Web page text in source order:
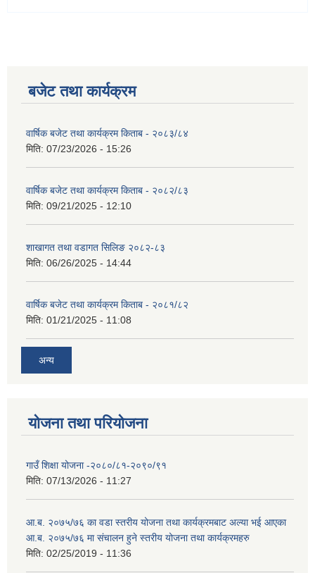
बजेट तथा कार्यक्रम
वार्षिक बजेट तथा कार्यक्रम किताब - २०८३/८४
मिति: 07/23/2026 - 15:26
वार्षिक बजेट तथा कार्यक्रम किताब - २०८२/८३
मिति: 09/21/2025 - 12:10
शाखागत तथा वडागत सिलिङ २०८२-८३
मिति: 06/26/2025 - 14:44
वार्षिक बजेट तथा कार्यक्रम किताब - २०८१/८२
मिति: 01/21/2025 - 11:08
अन्य
योजना तथा परियोजना
गाउँ शिक्षा योजना -२०८०/८१-२०९०/९१
मिति: 07/13/2026 - 11:27
आ.ब. २०७५/७६ का वडा स्तरीय योजना तथा कार्यक्रमबाट अल्या भई आएका
आ.ब. २०७५/७६ मा स‌ंचालन हुने स्तरीय योजना तथा कार्यक्रमहरु
मिति: 02/25/2019 - 11:36